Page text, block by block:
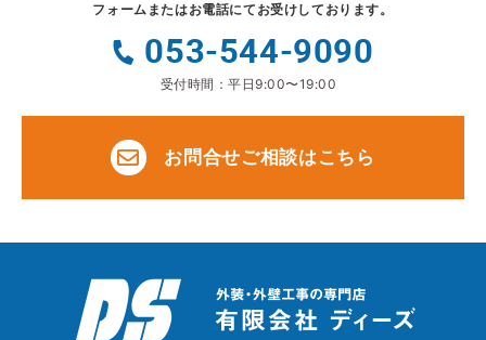
フォームまたはお電話にてお受けしております。
053-544-9090
受付時間：平日9:00〜19:00
お問合せご相談はこちら